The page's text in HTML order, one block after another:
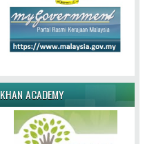
KHAN ACADEMY